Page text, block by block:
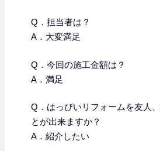
Q．担当者は？
A．大変満足
Q．今回の施工金額は？
A．満足
Q．はっぴいリフォームを友人
とが出来ますか？
A．紹介したい